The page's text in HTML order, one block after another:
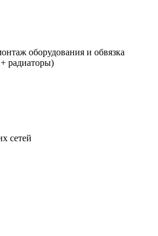
оборудования и обвязка
радиаторы)
сетей